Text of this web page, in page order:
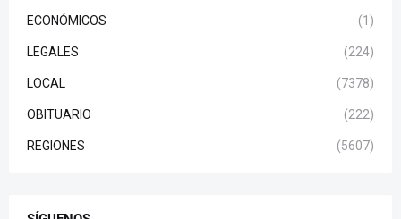
ECONÓMICOS (1)
LEGALES (224)
LOCAL (7378)
OBITUARIO (222)
REGIONES (5607)